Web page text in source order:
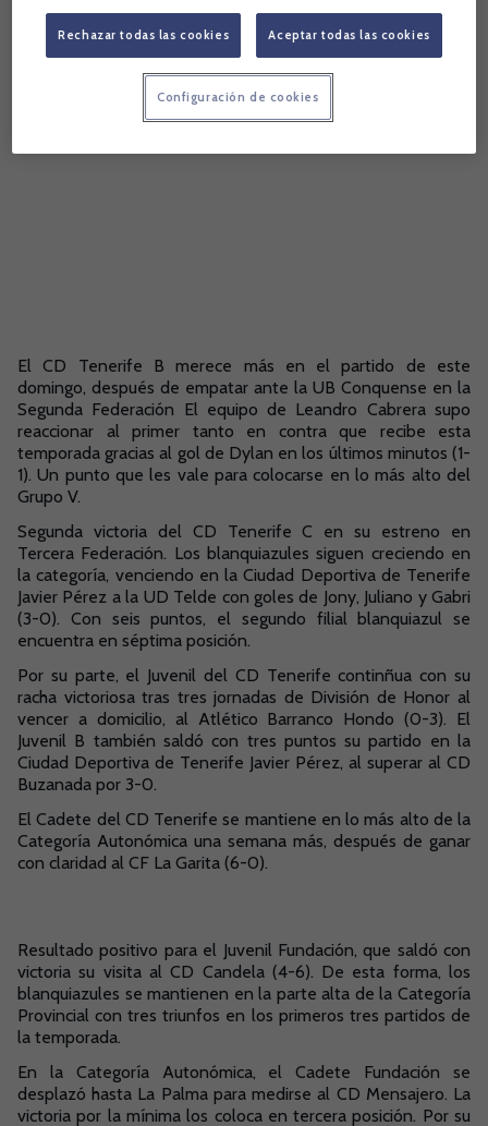
El CD Tenerife B merece más en el partido de este
domingo, después de empatar ante la UB Conquense en la
Segunda Federación El equipo de Leandro Cabrera supo
reaccionar al primer tanto en contra que recibe esta
temporada gracias al gol de Dylan en los últimos minutos (1-
1). Un punto que les vale para colocarse en lo más alto del
Grupo V.
Segunda victoria del CD Tenerife C en su estreno en
Tercera Federación. Los blanquiazules siguen creciendo en
la categoría, venciendo en la Ciudad Deportiva de Tenerife
Javier Pérez a la UD Telde con goles de Jony, Juliano y Gabri
(3-0). Con seis puntos, el segundo filial blanquiazul se
encuentra en séptima posición.
Por su parte, el Juvenil del CD Tenerife continñua con su
racha victoriosa tras tres jornadas de División de Honor al
vencer a domicilio, al Atlético Barranco Hondo (0-3). El
Juvenil B también saldó con tres puntos su partido en la
Ciudad Deportiva de Tenerife Javier Pérez, al superar al CD
Buzanada por 3-0.
El Cadete del CD Tenerife se mantiene en lo más alto de la
Categoría Autonómica una semana más, después de ganar
con claridad al CF La Garita (6-0).
Resultado positivo para el Juvenil Fundación, que saldó con
victoria su visita al CD Candela (4-6). De esta forma, los
blanquiazules se mantienen en la parte alta de la Categoría
Provincial con tres triunfos en los primeros tres partidos de
la temporada.
En la Categoría Autonómica, el Cadete Fundación se
desplazó hasta La Palma para medirse al CD Mensajero. La
victoria por la mínima los coloca en tercera posición. Por su
Rechazar todas las cookies Aceptar todas las cookies
Configuración de cookies